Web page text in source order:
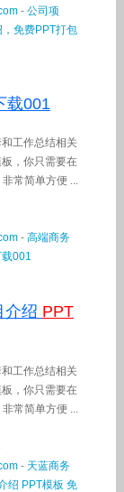
- 公司项
免费PPT打包
载001
工作总结相关
，你只需要在
常简单方便 ...
- 高端商务
001
介绍 PPT
工作总结相关
，你只需要在
常简单方便 ...
- 天蓝商务
绍 PPT模板 免